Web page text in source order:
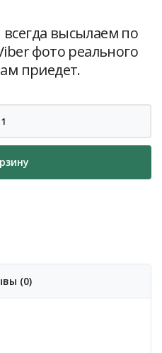
высылаем по
фото реального
приедет.
(0)